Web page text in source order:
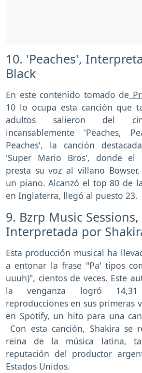
10. 'Peaches',
Black
En este contenido tomado de
10 lo ocupa esta canción que
adultos salieron del
incansablemente 'Peaches,
Peaches', la canción
'Super Mario Bros', donde el
presta su voz al villano
un piano. Alcanzó el top 80 de
en Inglaterra, llegó al puesto 23.
9. Bzrp Music Sessions,
Interpretada por
Esta producción musical ha
a entonar la frase "Pa' tipos
uuuh)", cientos de veces. Este
la venganza logró
reproducciones en sus primeras
en Spotify, un hito para una
Con esta canción, Shakira se
reina de la música latina,
reputación del productor
Estados Unidos.